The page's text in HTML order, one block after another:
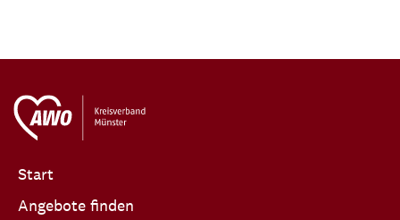
Start
Angebote finden